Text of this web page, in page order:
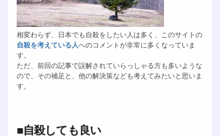
相変わらず、日本でも自殺をしたい人は多く、このサイトの
自殺を考えている人へのコメントが非常に多くなっていま
す。
ただ、前回の記事で誤解されていらっしゃる方も多いような
ので、その補足と、他の解決策なども考えてみたいと思いま
す。
■自殺しても良い